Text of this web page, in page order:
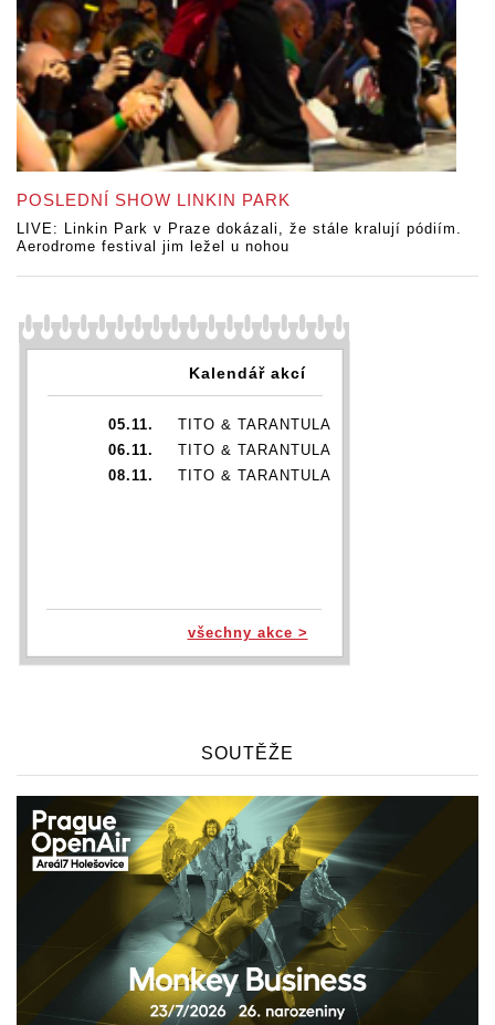
POSLEDNÍ SHOW LINKIN PARK
LIVE: Linkin Park v Praze dokázali, že stále kralují pódiím.
Aerodrome festival jim ležel u nohou
Kalendář akcí
05.11.
TITO & TARANTULA
06.11.
TITO & TARANTULA
08.11.
TITO & TARANTULA
všechny akce >
SOUTĚŽE